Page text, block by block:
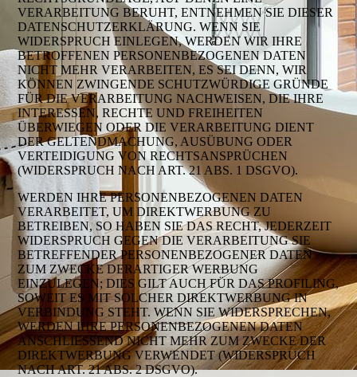
VERARBEITUNG BERUHT, ENTNEHMEN SIE DIESER
DATENSCHUTZERKLÄRUNG. WENN SIE
WIDERSPRUCH EINLEGEN, WERDEN WIR IHRE
BETROFFENEN PERSONENBEZOGENEN DATEN
NICHT MEHR VERARBEITEN, ES SEI DENN, WIR
KÖNNEN ZWINGENDE SCHUTZWÜRDIGE GRÜNDE
FÜR DIE VERARBEITUNG NACHWEISEN, DIE IHRE
INTERESSEN, RECHTE UND FREIHEITEN
ÜBERWIEGEN ODER DIE VERARBEITUNG DIENT
DER GELTENDMACHUNG, AUSÜBUNG ODER
VERTEIDIGUNG VON RECHTSANSPRÜCHEN
(WIDERSPRUCH NACH ART. 21 ABS. 1 DSGVO).
WERDEN IHRE PERSONENBEZOGENEN DATEN
VERARBEITET, UM DIREKTWERBUNG ZU
BETREIBEN, SO HABEN SIE DAS RECHT, JEDERZEIT
WIDERSPRUCH GEGEN DIE VERARBEITUNG SIE
BETREFFENDER PERSONENBEZOGENER DATEN
ZUM ZWECKE DERARTIGER WERBUNG
EINZULEGEN; DIES GILT AUCH FÜR DAS PROFILING,
SOWEIT ES MIT SOLCHER DIREKTWERBUNG IN
VERBINDUNG STEHT. WENN SIE WIDERSPRECHEN,
WERDEN IHRE PERSONENBEZOGENEN DATEN
ANSCHLIESSEND NICHT MEHR ZUM ZWECKE DER
DIREKTWERBUNG VERWENDET (WIDERSPRUCH
NACH ART. 21 ABS. 2 DSGVO).